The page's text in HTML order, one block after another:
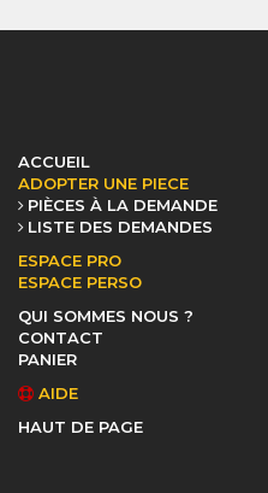
ACCUEIL
ADOPTER UNE PIECE
PIÈCES À LA DEMANDE
LISTE DES DEMANDES
ESPACE PRO
ESPACE PERSO
QUI SOMMES NOUS ?
CONTACT
PANIER
AIDE
HAUT DE PAGE